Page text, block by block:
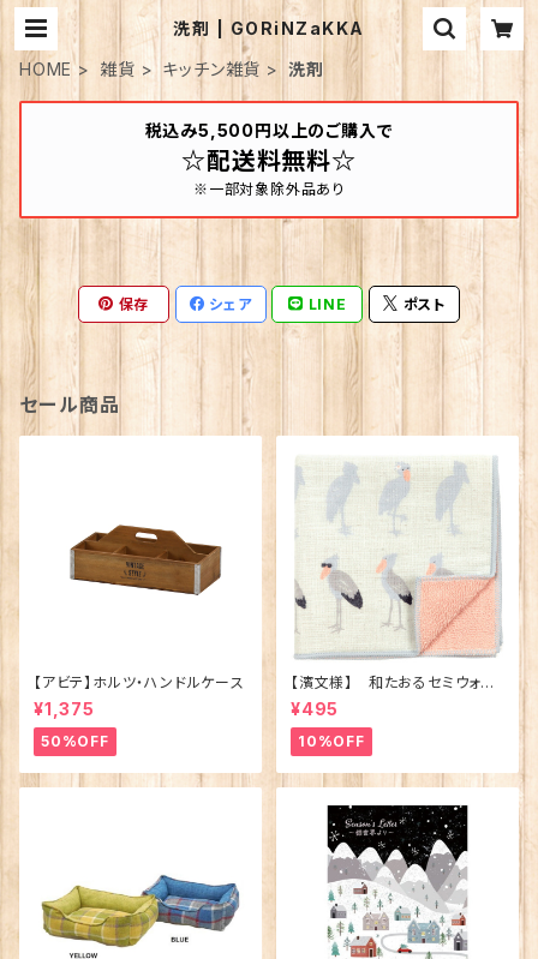
洗剤 | GORiNZaKKA
HOME
雑貨 キッチン雑貨 洗剤
税込み5,500円以上のご購入で
☆配送料無料☆
※一部対象除外品あり
保存 シェア LINE ポスト
セール商品
【アビテ】ホルツ・ハンドルケース
¥1,375
50%OFF
【濱文様】 和たおるセミウォッ
シュ ごきげんハシビロコウ
(日本製)
¥495
10%OFF